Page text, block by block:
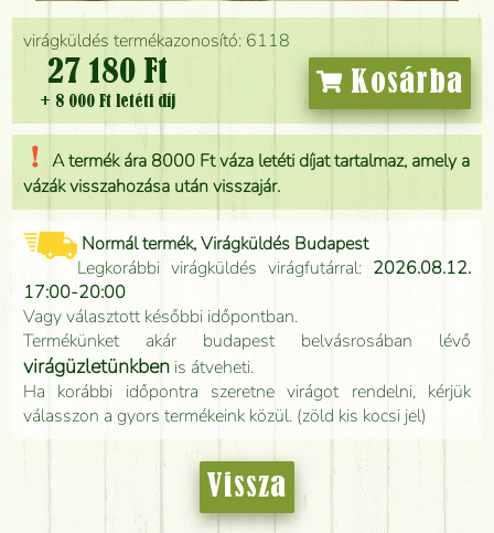
virágküldés termékazonosító: 6118
27 180 Ft
+ 8 000 Ft letéti díj
Kosárba
A termék ára 8000 Ft váza letéti díjat tartalmaz, amely a
vázák visszahozása után visszajár.
Normál termék, Virágküldés Budapest
Legkorábbi virágküldés virágfutárral: 2026.08.12.
17:00-20:00
Vagy választott későbbi időpontban.
Termékünket akár budapest belvásrosában lévő
virágüzletünkben is átveheti.
Ha korábbi időpontra szeretne virágot rendelni, kérjük
válasszon a gyors termékeink közül. (zöld kis kocsi jel)
Vissza